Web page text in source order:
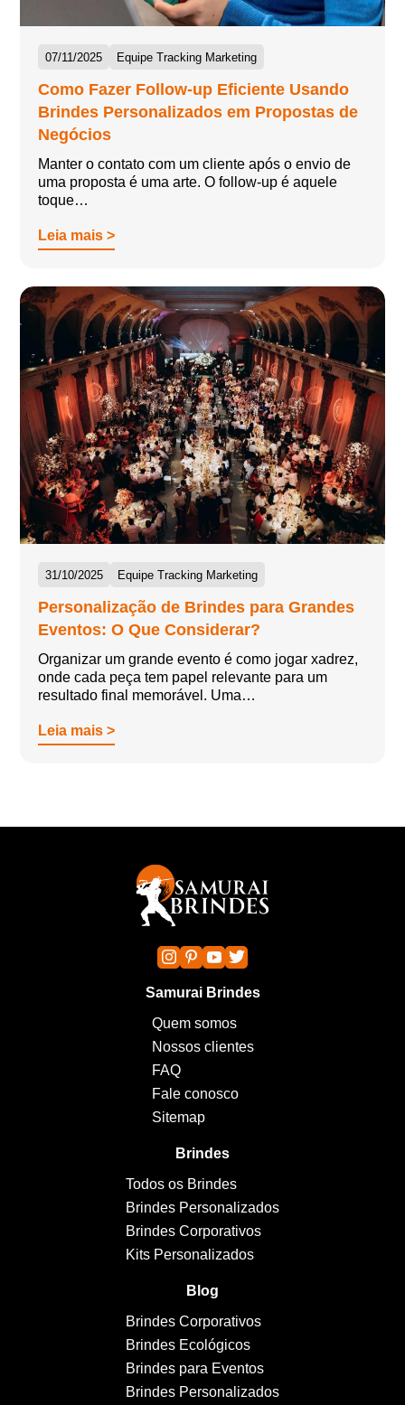
07/11/2025 Equipe Tracking Marketing
Como Fazer Follow-up Eficiente Usando
Brindes Personalizados em Propostas de
Negócios
Manter o contato com um cliente após o envio de
uma proposta é uma arte. O follow-up é aquele
toque…
Leia mais >
31/10/2025 Equipe Tracking Marketing
Personalização de Brindes para Grandes
Eventos: O Que Considerar?
Organizar um grande evento é como jogar xadrez,
onde cada peça tem papel relevante para um
resultado final memorável. Uma…
Leia mais >
Samurai Brindes
Quem somos
Nossos clientes
FAQ
Fale conosco
Sitemap
Brindes
Todos os Brindes
Brindes Personalizados
Brindes Corporativos
Kits Personalizados
Blog
Brindes Corporativos
Brindes Ecológicos
Brindes para Eventos
Brindes Personalizados